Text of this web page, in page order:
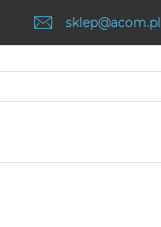
sklep@acom.pl